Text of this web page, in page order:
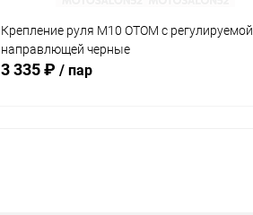
Крепление руля M10 OTOM с регулируемой
направлющей черные
3 335 ₽ / пар